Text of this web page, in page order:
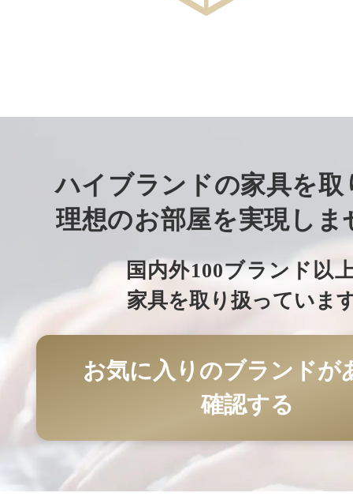
ハイブランドの家具を取
理想のお部屋を実現しま
国内外100ブランド以
家具を取り扱っていま
お気に入りのブランドが
確認する